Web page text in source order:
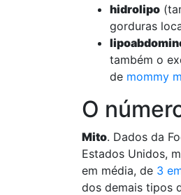
hidrolipo
gorduras
também o
de mommy
O
Mito. Dados da
Estados Unidos,
em média, de 3
dos demais tipos